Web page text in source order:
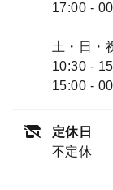
17:00 -
土・日・
10:30 -
15:00 -
定休日
不定休